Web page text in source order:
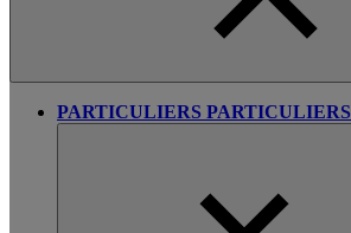
PARTICULIERS PARTICULIERS